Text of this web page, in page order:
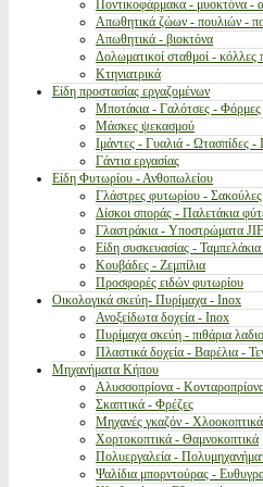
Ποντικοφάρμακα - μυοκτόνα -
Απωθητικά ζώων - πουλιών -
Απωθητικά - βιοκτόνα
Δολωματικοί σταθμοί - κόλλες
Κτηνιατρικά
Είδη προστασίας εργαζομένων
Μποτάκια - Γαλότσες - Φόρμες
Μάσκες ψεκασμού
Ιμάντες - Γυαλιά - Ωτασπίδες
Γάντια εργασίας
Είδη Φυτωρίου - Ανθοπωλείου
Γλάστρες φυτωρίου - Σακούλες
Δίσκοι σποράς - Παλετάκια
Γλαστράκια - Υποστρώματα
Είδη συσκευασίας -
Κουβάδες - Ζεμπίλια
Προσφορές ειδών φυτωρίου
Οικολογικά σκεύη- Πυρίμαχα - Inox
Ανοξείδωτα δοχεία - Inox
Πυρίμαχα σκεύη - πιθάρια
Πλαστικά δοχεία - Βαρέλια -
Μηχανήματα Κήπου
Αλυσσοπρίονα -
Σκαπτικά - Φρέζες
Μηχανές γκαζόν - Χλοοκοπτικά
Χορτοκοπτικά - Θαμνοκοπτικά
Πολυεργαλεία -
Ψαλίδια μπορντούρας -